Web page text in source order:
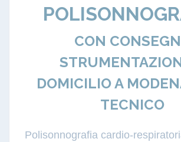
CON
DOMICILIO A
TECNICO
Polisonnografia cardio-